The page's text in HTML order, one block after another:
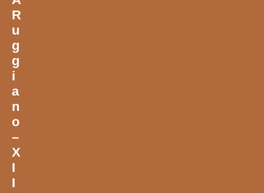
R
U
G
G
I
A
N
O
–
X
I
I